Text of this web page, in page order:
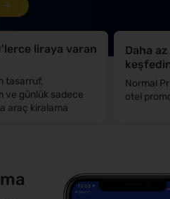
liraya varan
tasarruf,
ve günlük sadece
araç kiralama
Daha
Normal
otel